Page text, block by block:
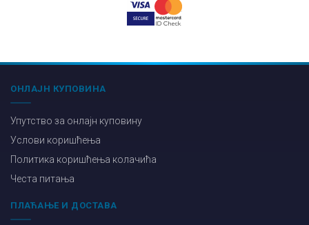
ОНЛАЈН КУПОВИНА
Упутство за онлајн куповину
Услови коришћења
Политика коришћења колачића
Честа питања
ПЛАЋАЊЕ И ДОСТАВА